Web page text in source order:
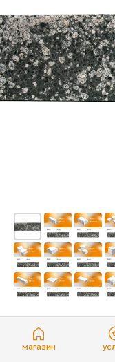
магазин
Фабрика
Фабрика Готика